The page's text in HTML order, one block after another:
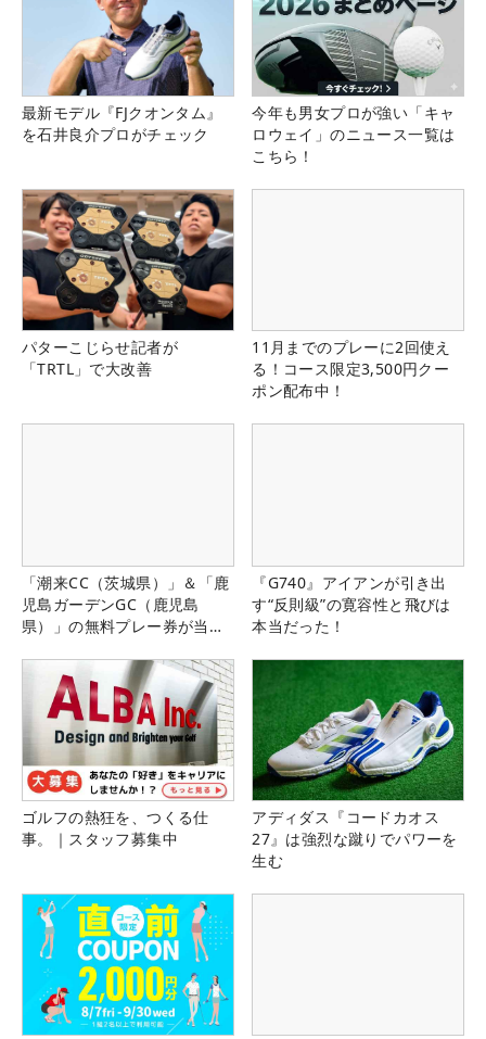
最新モデル『FJクオンタム』
を石井良介プロがチェック
今年も男女プロが強い「キャ
ロウェイ」のニュース一覧は
こちら！
パターこじらせ記者が
「TRTL」で大改善
11月までのプレーに2回使え
る！コース限定3,500円クー
ポン配布中！
「潮来CC（茨城県）」＆「鹿
児島ガーデンGC（鹿児島
県）」の無料プレー券が当た
『G740』アイアンが引き出
す“反則級”の寛容性と飛びは
本当だった！
ゴルフの熱狂を、つくる仕
事。｜スタッフ募集中
アディダス『コードカオス
27』は強烈な蹴りでパワーを
生む